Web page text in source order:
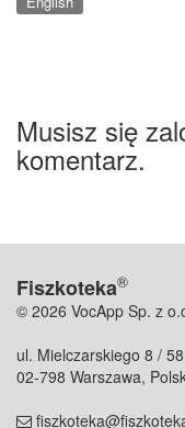
Musisz się
komentarz.
Fiszkoteka®
© 2026 VocApp Sp. z
ul. Mielczarskiego 8 / 58
02-798 Warszawa,